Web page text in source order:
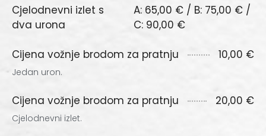
Cjelodnevni izlet s
dva urona
A: 65,00 € / B: 75,00 € /
C: 90,00 €
Cijena vožnje brodom za pratnju 10,00 €
Jedan uron.
Cijena vožnje brodom za pratnju 20,00 €
Cjelodnevni izlet.